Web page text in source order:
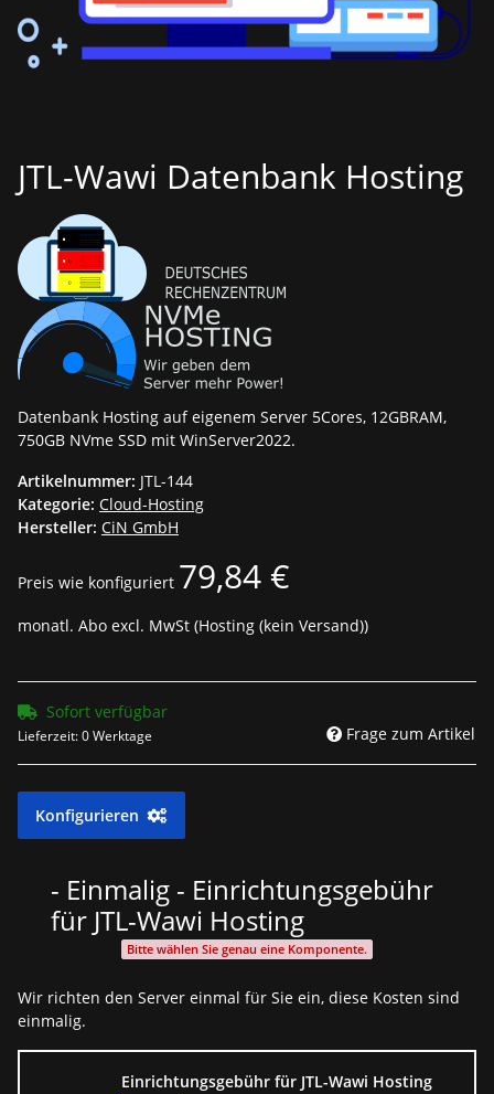
JTL-Wawi Datenbank Hosting
Datenbank Hosting auf eigenem Server 5Cores, 12GBRAM,
750GB NVme SSD mit WinServer2022.
Artikelnummer: JTL-144
Kategorie: Cloud-Hosting
Hersteller: CiN GmbH
Preis wie konfiguriert 79,84 €
monatl. Abo excl. MwSt (Hosting (kein Versand))
Sofort verfügbar
Lieferzeit:0 Werktage Frage zum Artikel
Konfigurieren
- Einmalig - Einrichtungsgebühr
für JTL-Wawi Hosting
Bitte wählen Sie genau eine Komponente.
Wir richten den Server einmal für Sie ein, diese Kosten sind
einmalig.
Einrichtungsgebühr für JTL-Wawi Hosting